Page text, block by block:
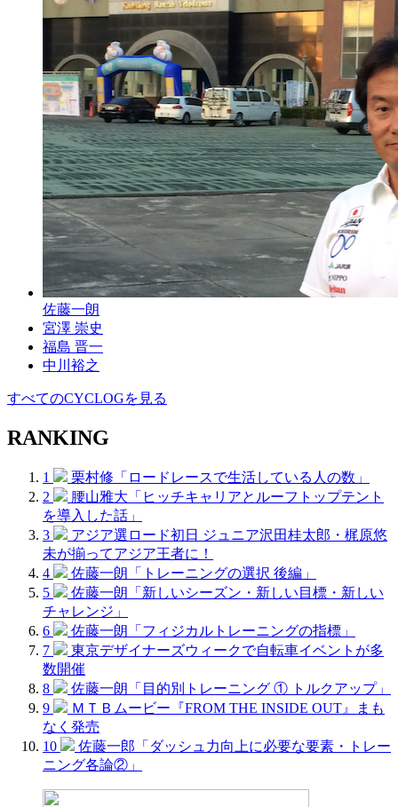
佐藤一朗
宮澤 崇史
福島 晋一
中川裕之
すべてのCYCLOGを見る
RANKING
1
栗村修「ロードレースで生活している人の数」
2
腰山雅大「ヒッチキャリアとルーフトップテント
を導入した話」
3
アジア選ロード初日 ジュニア沢田桂太郎・梶原悠
未が揃ってアジア王者に！
4
佐藤一朗「トレーニングの選択 後編」
5
佐藤一朗「新しいシーズン・新しい目標・新しい
チャレンジ」
6
佐藤一朗「フィジカルトレーニングの指標」
7
東京デザイナーズウィークで自転車イベントが多
数開催
8
佐藤一朗「目的別トレーニング ① トルクアップ」
9
ＭＴＢムービー『FROM THE INSIDE OUT』まも
なく発売
10
佐藤一郎「ダッシュ力向上に必要な要素・トレー
ニング各論②」